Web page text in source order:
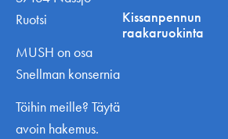
Ruotsi
MUSH on osa
Snellman konsernia
Töihin meille? Täytä
avoin hakemus.
Kissanpennun
raakaruokinta